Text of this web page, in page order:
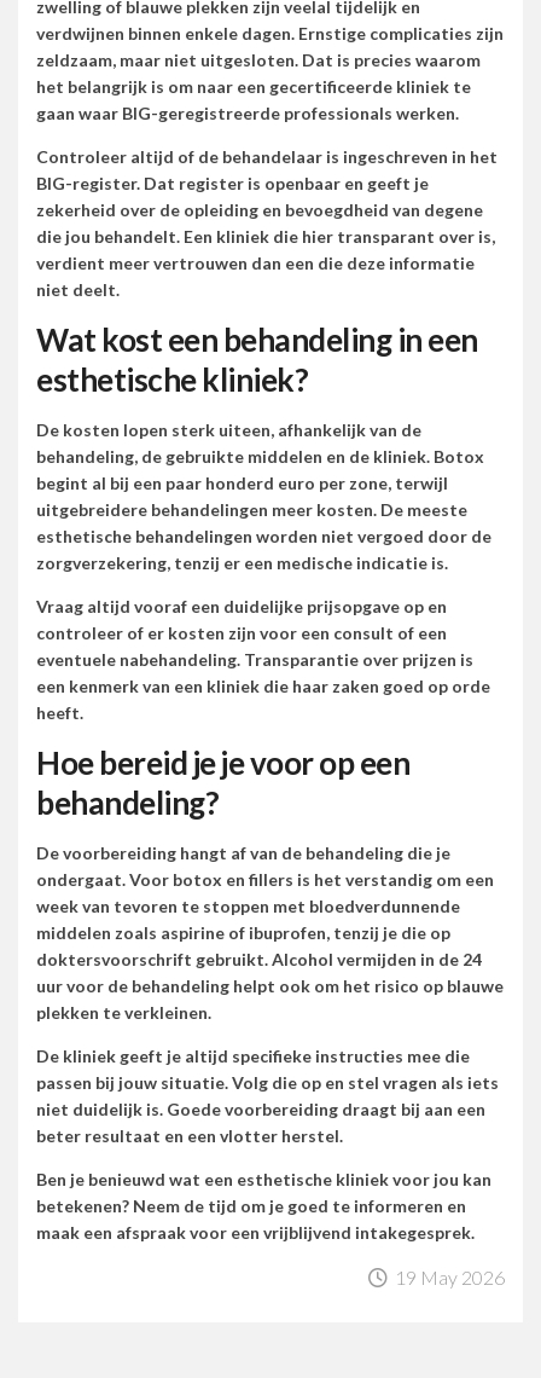
zwelling of blauwe plekken zijn veelal tijdelijk en
verdwijnen binnen enkele dagen. Ernstige complicaties zijn
zeldzaam, maar niet uitgesloten. Dat is precies waarom
het belangrijk is om naar een gecertificeerde kliniek te
gaan waar BIG-geregistreerde professionals werken.
Controleer altijd of de behandelaar is ingeschreven in het
BIG-register. Dat register is openbaar en geeft je
zekerheid over de opleiding en bevoegdheid van degene
die jou behandelt. Een kliniek die hier transparant over is,
verdient meer vertrouwen dan een die deze informatie
niet deelt.
Wat kost een behandeling in een
esthetische kliniek?
De kosten lopen sterk uiteen, afhankelijk van de
behandeling, de gebruikte middelen en de kliniek. Botox
begint al bij een paar honderd euro per zone, terwijl
uitgebreidere behandelingen meer kosten. De meeste
esthetische behandelingen worden niet vergoed door de
zorgverzekering, tenzij er een medische indicatie is.
Vraag altijd vooraf een duidelijke prijsopgave op en
controleer of er kosten zijn voor een consult of een
eventuele nabehandeling. Transparantie over prijzen is
een kenmerk van een kliniek die haar zaken goed op orde
heeft.
Hoe bereid je je voor op een
behandeling?
De voorbereiding hangt af van de behandeling die je
ondergaat. Voor botox en fillers is het verstandig om een
week van tevoren te stoppen met bloedverdunnende
middelen zoals aspirine of ibuprofen, tenzij je die op
doktersvoorschrift gebruikt. Alcohol vermijden in de 24
uur voor de behandeling helpt ook om het risico op blauwe
plekken te verkleinen.
De kliniek geeft je altijd specifieke instructies mee die
passen bij jouw situatie. Volg die op en stel vragen als iets
niet duidelijk is. Goede voorbereiding draagt bij aan een
beter resultaat en een vlotter herstel.
Ben je benieuwd wat een esthetische kliniek voor jou kan
betekenen? Neem de tijd om je goed te informeren en
maak een afspraak voor een vrijblijvend intakegesprek.
19 May 2026